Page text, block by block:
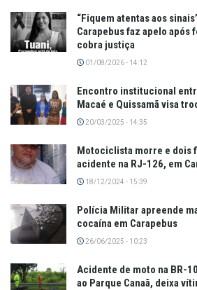
“Fiquem atentas aos
Carapebus faz apelo após
cobra justiça
01/08/2026 - 14:12
Encontro institucional
Macaé e Quissamã visa
20/03/2025 - 14:35
Motociclista morre e dois
acidente na RJ-126, em
18/12/2024 - 15:39
Polícia Militar apreende
cocaína em Carapebus
26/06/2025 - 10:23
Acidente de moto na BR-
ao Parque Canaã, deixa